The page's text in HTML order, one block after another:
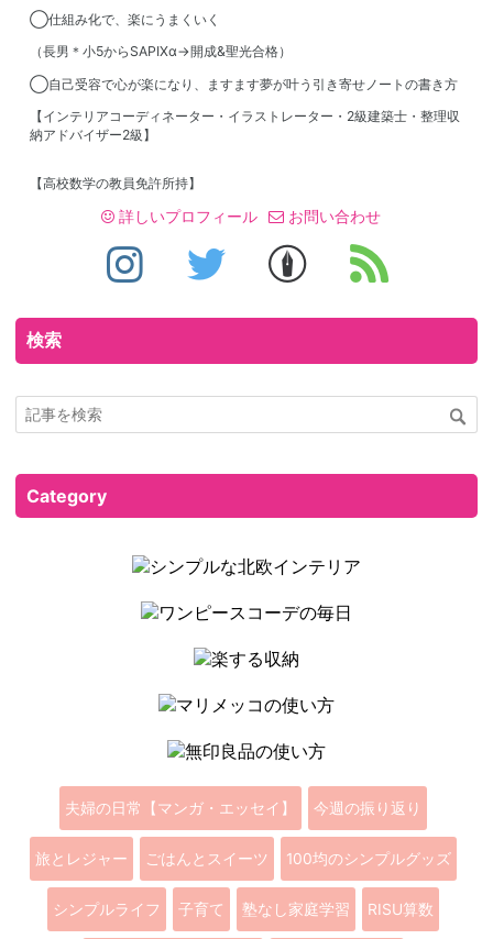
◯仕組み化で、楽にうまくいく
（長男＊小5からSAPIXα→開成&聖光合格）
◯自己受容で心が楽になり、ますます夢が叶う引き寄せノートの書き方
【インテリアコーディネーター・イラストレーター・2級建築士・整理収
納アドバイザー2級】
【高校数学の教員免許所持】
詳しいプロフィール お問い合わせ
検索
Category
夫婦の日常【マンガ・エッセイ】 今週の振り返り
旅とレジャー ごはんとスイーツ 100均のシンプルグッズ
シンプルライフ 子育て 塾なし家庭学習 RISU算数